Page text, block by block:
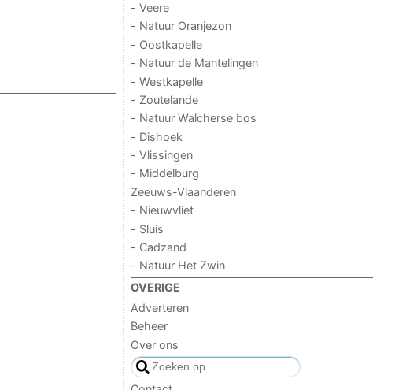
- Veere
- Natuur Oranjezon
- Oostkapelle
- Natuur de Mantelingen
- Westkapelle
- Zoutelande
- Natuur Walcherse bos
- Dishoek
- Vlissingen
- Middelburg
Zeeuws-Vlaanderen
- Nieuwvliet
- Sluis
- Cadzand
- Natuur Het Zwin
OVERIGE
Adverteren
Beheer
Over ons